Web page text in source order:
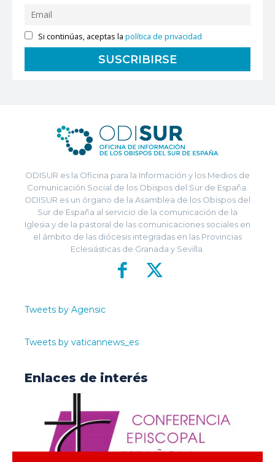
Si continúas, aceptas lapolítica de privacidad
ODISUR es la Oficina para la Información y los Medios de
Comunicación Social de los Obispos del Sur de España.
ODISUR es un órgano de la Asamblea de los Obispos del
Sur de España al servicio de la comunicación de la
Iglesia y de la pastoral de las comunicaciones sociales en
el ámbito de las diócesis integradas en las Provincias
Eclesiásticas de Granada y Sevilla.
Tweets by Agensic
Tweets by vaticannews_es
Enlaces de interés